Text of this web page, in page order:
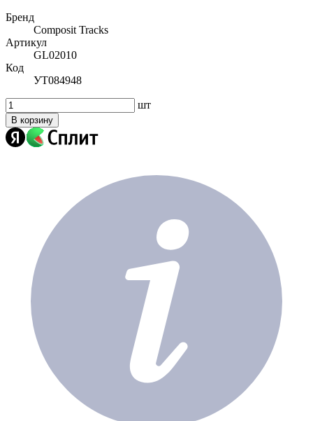
Бренд
Composit Tracks
Артикул
GL02010
Код
УТ084948
шт
В корзину